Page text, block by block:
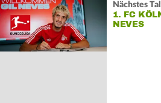
Nächstes
1. FC
NEVES